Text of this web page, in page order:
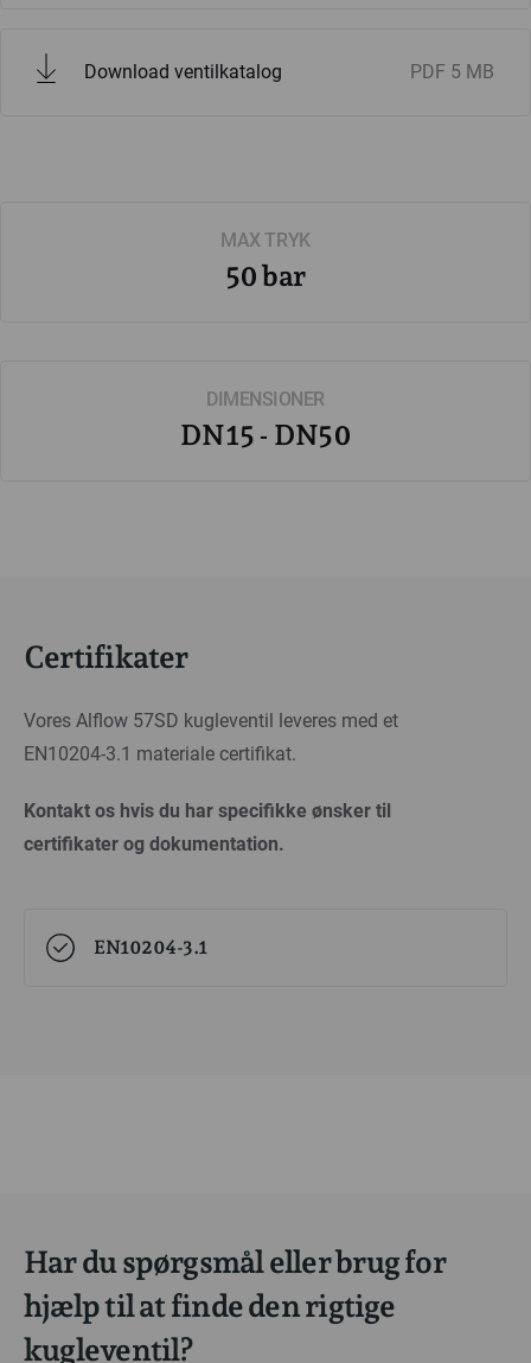
Download ventilkatalog PDF 5 MB
MAX TRYK
50 bar
DIMENSIONER
DN15 - DN50
Certifikater
Vores Alflow 57SD kugleventil leveres med et
EN10204-3.1 materiale certifikat.
Kontakt os hvis du har specifikke ønsker til
certifikater og dokumentation.
EN10204-3.1
Har du spørgsmål eller brug for
hjælp til at finde den rigtige
kugleventil?